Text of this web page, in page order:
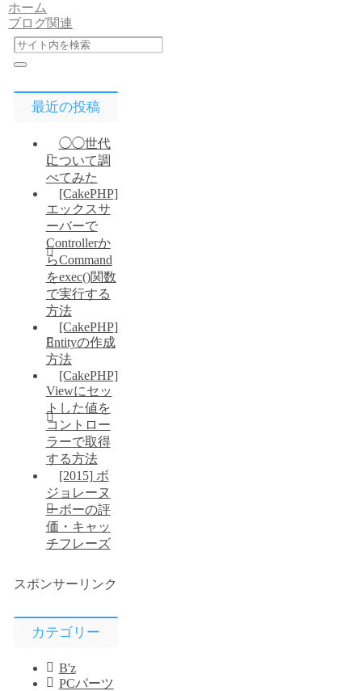
ホーム
ブログ関連
最近の投稿
◯◯世代
について調
べてみた
[CakePHP]
エックスサ
ーバーで
Controllerか
らCommand
をexec()関数
で実行する
方法
[CakePHP]
Entityの作成
方法
[CakePHP]
Viewにセッ
トした値を
コントロー
ラーで取得
する方法
[2015] ボ
ジョレーヌ
ーボーの評
価・キャッ
チフレーズ
スポンサーリンク
カテゴリー
B'z
PCパーツ